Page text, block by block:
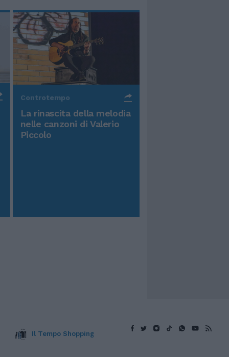
Controtempo
La rinascita della melodia
nelle canzoni di Valerio
Piccolo
Il Tempo Shopping